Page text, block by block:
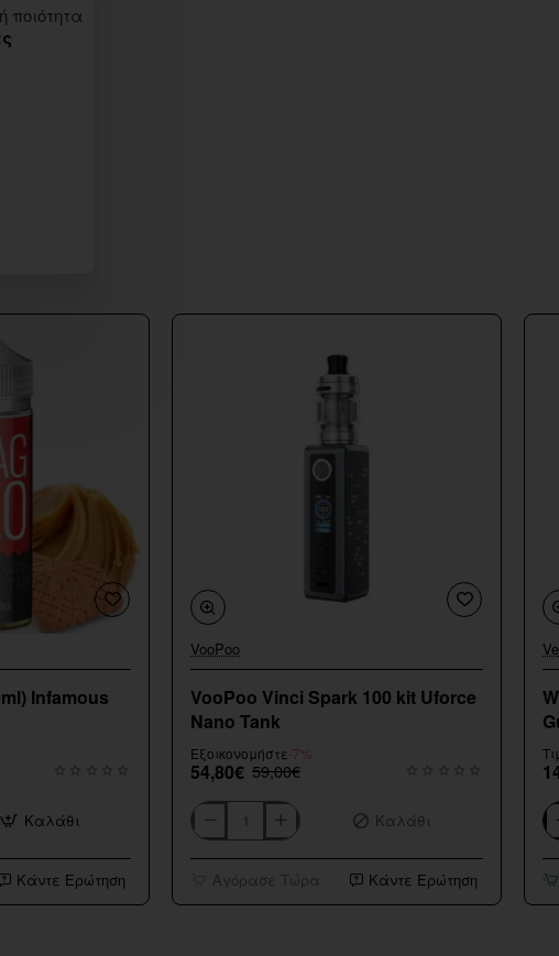
ποιότητα
Infamous
Καλάθι
Κάντε Ερώτηση
Εξαντληθηκε
VooPoo
VooPoo Vinci Spark 100 kit Uforce
Nano Tank
Εξοικονομήστε-7%
54,80€ 59,00€
VooPoo
Vinci
Spark
Καλάθι
Αγόρασε Τώρα Κάντε Ερώτηση